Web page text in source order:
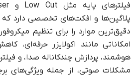
پلاگین‌ها و افکت‌های تخصصی دارد که
دقیق‌ترین موارد را برای تنظیم
امکاناتی مانند اکولایزر حرفه‌ای،
هوشمند، پردازش چندکاناله صدا، و